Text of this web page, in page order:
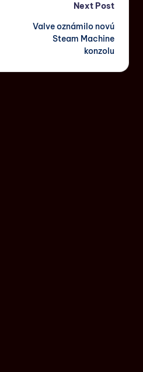
Next Post
Valve oznámilo novú
Steam Machine
konzolu